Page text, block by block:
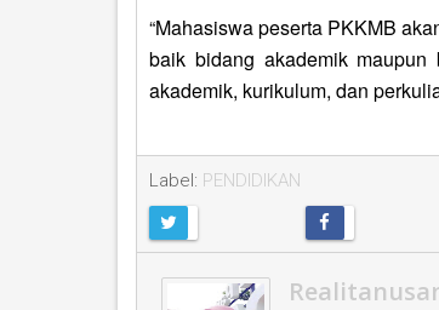
“Mahasiswa peserta PKKMB
baik bidang akademik
akademik, kurikulum, dan
Label: PENDIDIKAN